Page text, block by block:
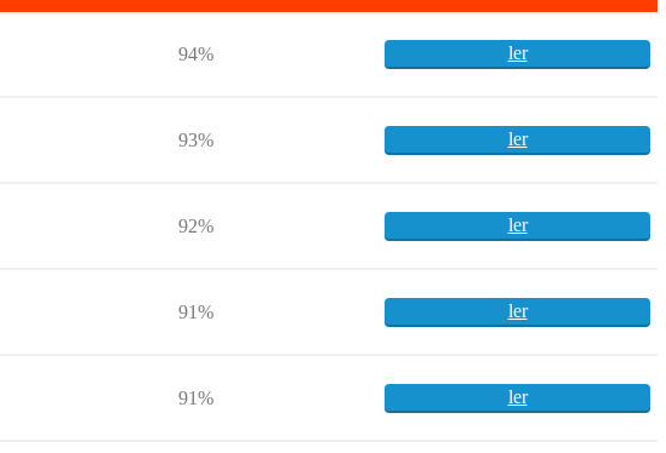
94% ler
93% ler
92% ler
91% ler
91% ler